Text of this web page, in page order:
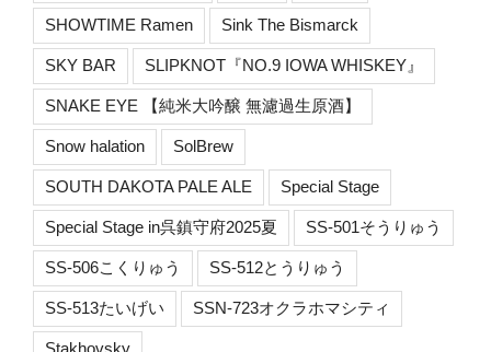
SHOWTIME Ramen Sink The Bismarck
SKY BAR SLIPKNOT『NO.9 IOWA WHISKEY』
SNAKE EYE 【純米大吟醸 無濾過生原酒】
Snow halation SolBrew
SOUTH DAKOTA PALE ALE Special Stage
Special Stage in呉鎮守府2025夏 SS-501そうりゅう
SS-506こくりゅう SS-512とうりゅう
SS-513たいげい SSN-723オクラホマシティ
Stakhovsky